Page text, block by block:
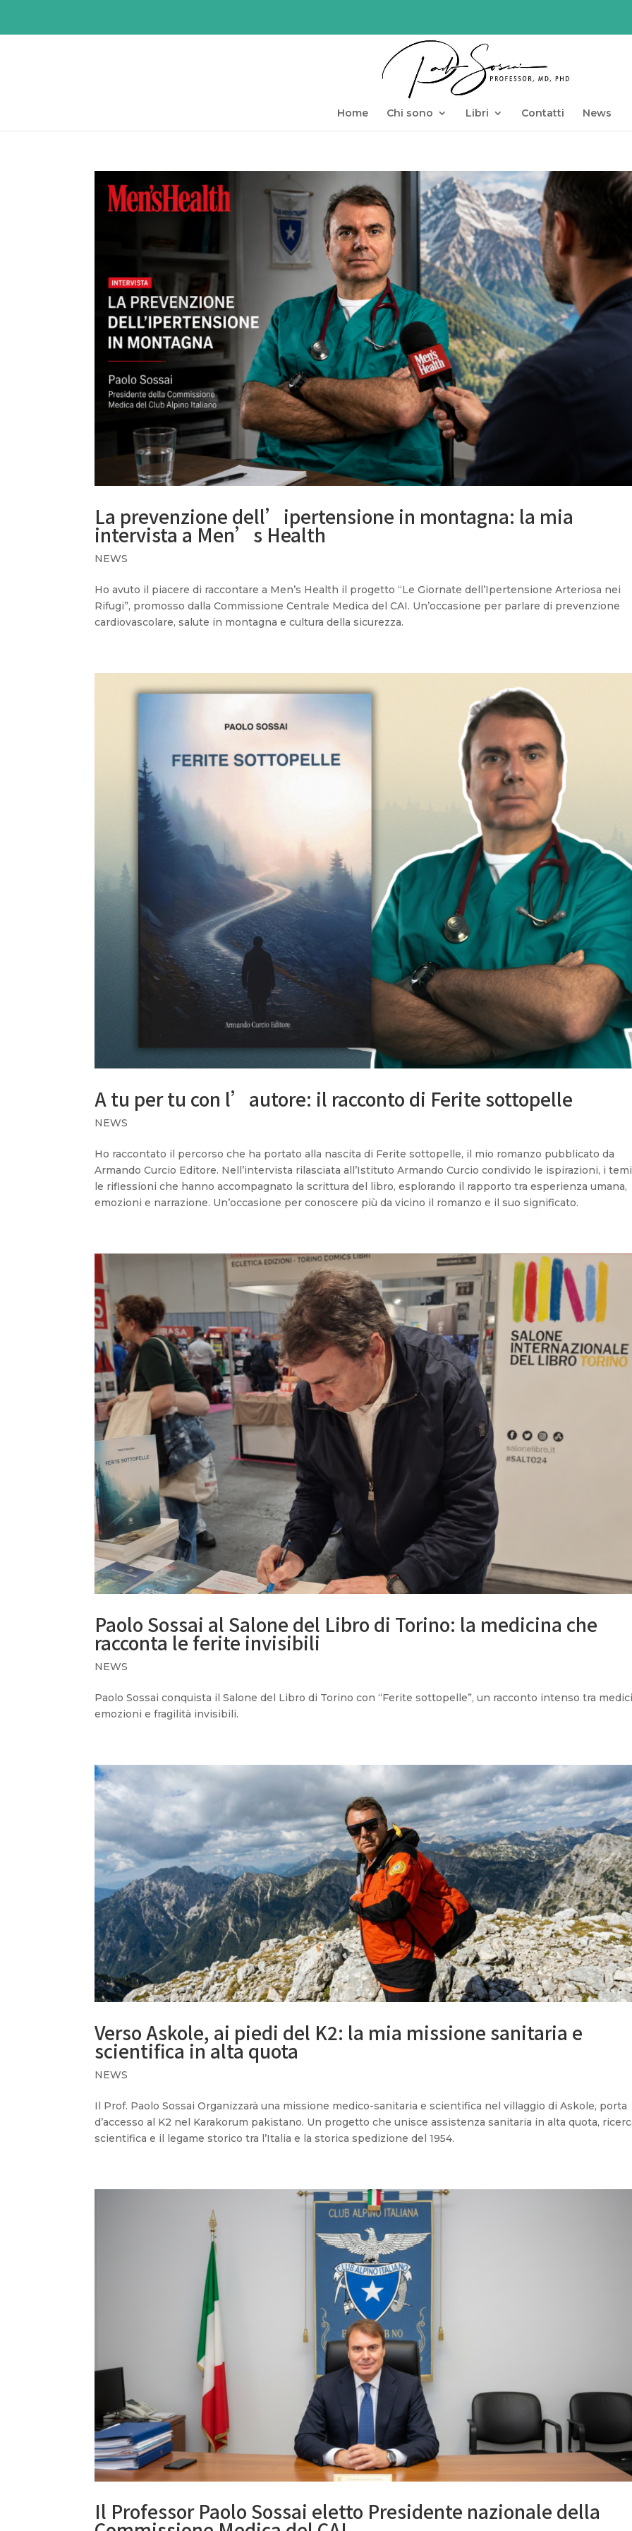
Home Chi sono Libri Contatti News
La prevenzione dell’ipertensione in montagna: la mia
intervista a Men’s Health
NEWS
Ho avuto il piacere di raccontare a Men’s Health il progetto “Le Giornate dell’Ipertensione Arteriosa nei
Rifugi”, promosso dalla Commissione Centrale Medica del CAI. Un’occasione per parlare di prevenzione
cardiovascolare, salute in montagna e cultura della sicurezza.
A tu per tu con l’autore: il racconto di Ferite sottopelle
NEWS
Ho raccontato il percorso che ha portato alla nascita di Ferite sottopelle, il mio romanzo pubblicato da
Armando Curcio Editore. Nell’intervista rilasciata all’Istituto Armando Curcio condivido le ispirazioni, i
le riflessioni che hanno accompagnato la scrittura del libro, esplorando il rapporto tra esperienza umana,
emozioni e narrazione. Un’occasione per conoscere più da vicino il romanzo e il suo significato.
Paolo Sossai al Salone del Libro di Torino: la medicina che
racconta le ferite invisibili
NEWS
Paolo Sossai conquista il Salone del Libro di Torino con “Ferite sottopelle”, un racconto intenso tra
emozioni e fragilità invisibili.
Verso Askole, ai piedi del K2: la mia missione sanitaria e
scientifica in alta quota
NEWS
Il Prof. Paolo Sossai Organizzarà una missione medico-sanitaria e scientifica nel villaggio di Askole, porta
d’accesso al K2 nel Karakorum pakistano. Un progetto che unisce assistenza sanitaria in alta quota,
scientifica e il legame storico tra l’Italia e la storica spedizione del 1954.
Il Professor Paolo Sossai eletto Presidente nazionale della